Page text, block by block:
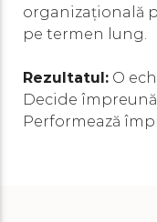
organizațională
pe termen lung.
Rezultatul: O
Decide
Performează